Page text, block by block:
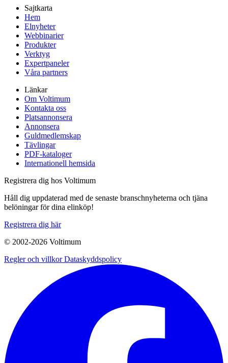
Sajtkarta
Hem
Elnyheter
Webbinarier
Produkter
Verktyg
Expertpaneler
Våra partners
Länkar
Om Voltimum
Kontakta oss
Platsannonsera
Annonsera
Guldmedlemskap
Tävlingar
PDF-kataloger
Internationell hemsida
Registrera dig hos Voltimum
Håll dig uppdaterad med de senaste branschnyheterna och tjäna
belöningar för dina elinköp!
Registrera dig här
© 2002-2026 Voltimum
Regler och villkorDataskyddspolicy